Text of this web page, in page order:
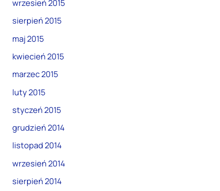
wrzesień 2015
sierpień 2015
maj 2015
kwiecień 2015
marzec 2015
luty 2015
styczeń 2015
grudzień 2014
listopad 2014
wrzesień 2014
sierpień 2014